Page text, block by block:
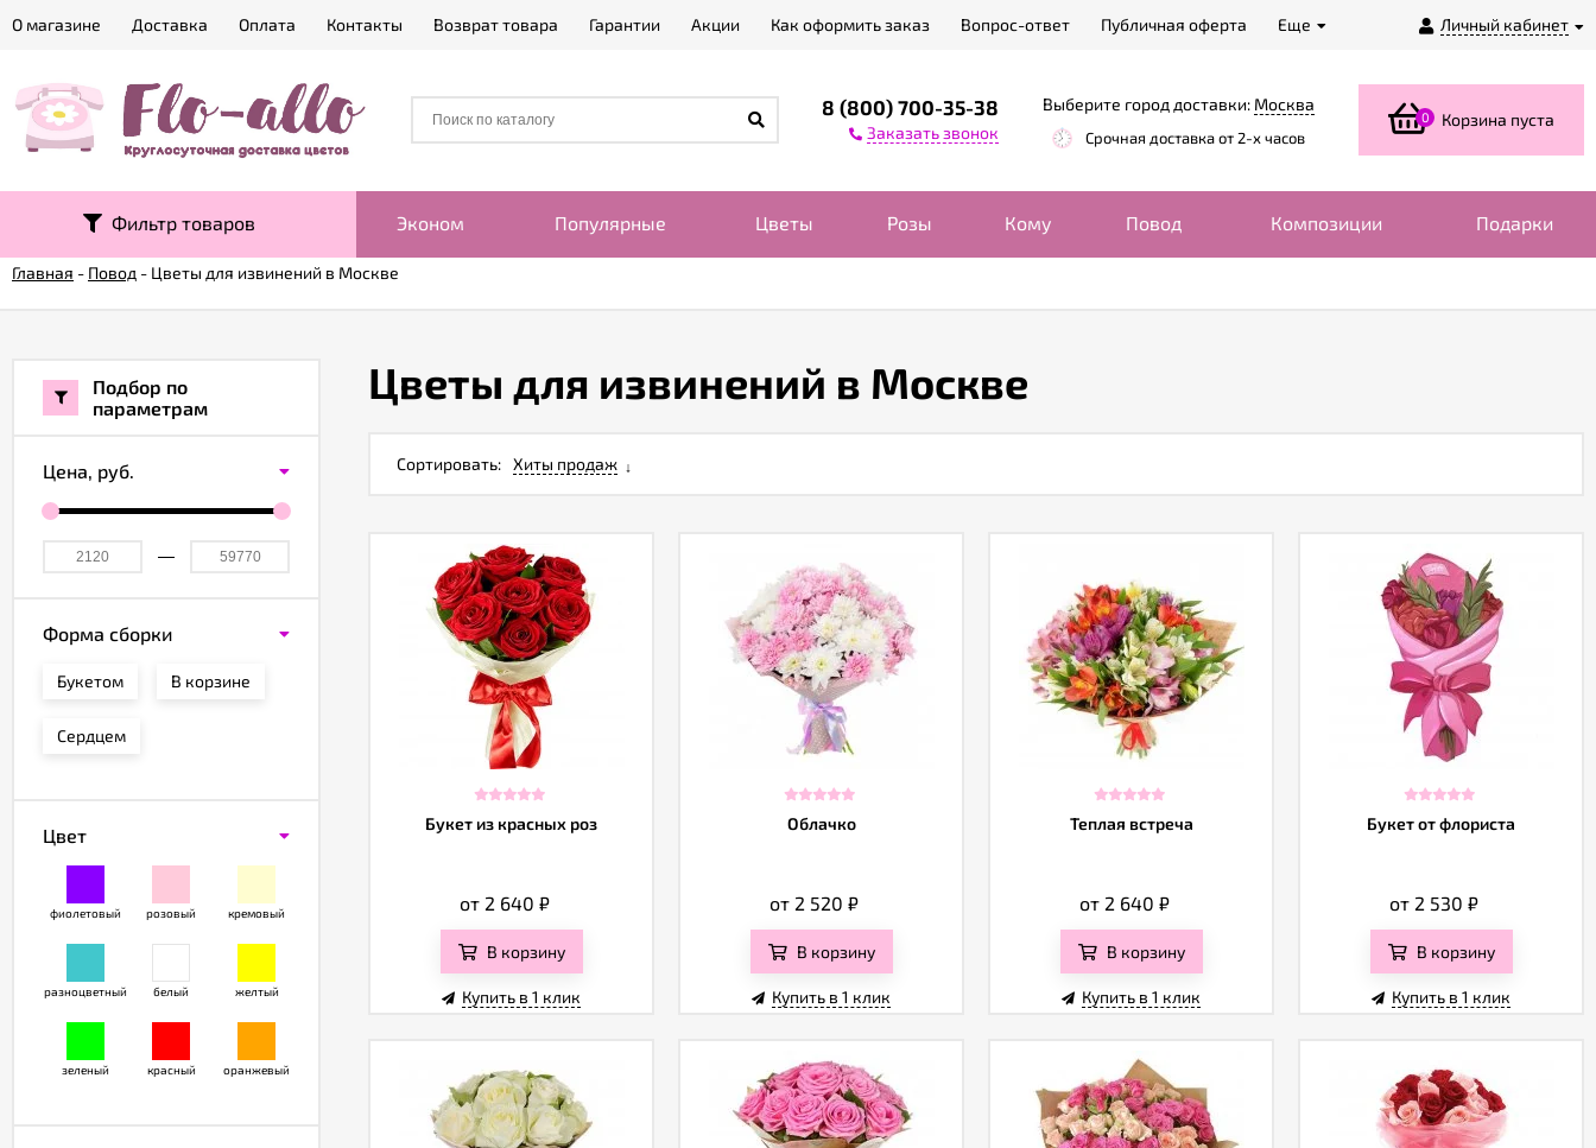
Личный кабинет
О магазине Доставка Оплата Контакты Возврат товара Гарантии Акции Как оформить заказ Вопрос-ответ Публичная оферта Еще
8 (800) 700-35-38
Заказать звонок
Выберите город доставки: Москва
Срочная доставка от 2-х часов
0 Корзина пуста
Фильтр товаров Эконом Популярные Цветы Розы Кому Повод Композиции Подарки
Главная - Повод - Цветы для извинений в Москве
Цветы для извинений в Москве
Сортировать: Хиты продаж
Букет из красных роз
от 2 640 ₽
В корзину
Купить в 1 клик
Облачко
от 2 520 ₽
В корзину
Купить в 1 клик
Теплая встреча
от 2 640 ₽
В корзину
Купить в 1 клик
Букет от флориста
от 2 530 ₽
В корзину
Купить в 1 клик
Подбор по
параметрам
Цена, руб.
Форма сборки
Букетом В корзине
Сердцем
Цвет
фиолетовый розовый кремовый
разноцветный белый желтый
зеленый красный оранжевый